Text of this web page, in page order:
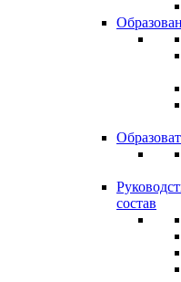
состав